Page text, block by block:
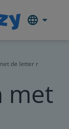
de letter r
met